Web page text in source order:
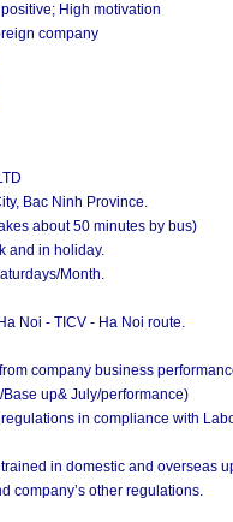
High motivation
company
Bac Ninh Province.
about 50 minutes by bus)
and in holiday.
Month.
Noi - TICV - Ha Noi route.
company business
up& July/performance)
in compliance with
in domestic and overseas
company’s other regulations.